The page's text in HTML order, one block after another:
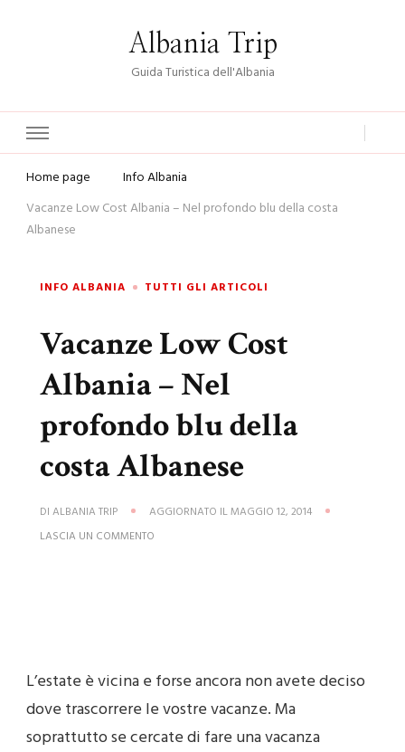
Albania Trip
Guida Turistica dell'Albania
Home page
Info Albania
Vacanze Low Cost Albania – Nel profondo blu della costa
Albanese
INFO ALBANIA TUTTI GLI ARTICOLI
Vacanze Low Cost
Albania – Nel
profondo blu della
costa Albanese
DI ALBANIA TRIP AGGIORNATO ILMAGGIO 12, 2014
LASCIA UN COMMENTO
DELLA
COSTA
ALBANESE
L’estate è vicina e forse ancora non avete deciso
dove trascorrere le vostre vacanze. Ma
soprattutto se cercate di fare una vacanza